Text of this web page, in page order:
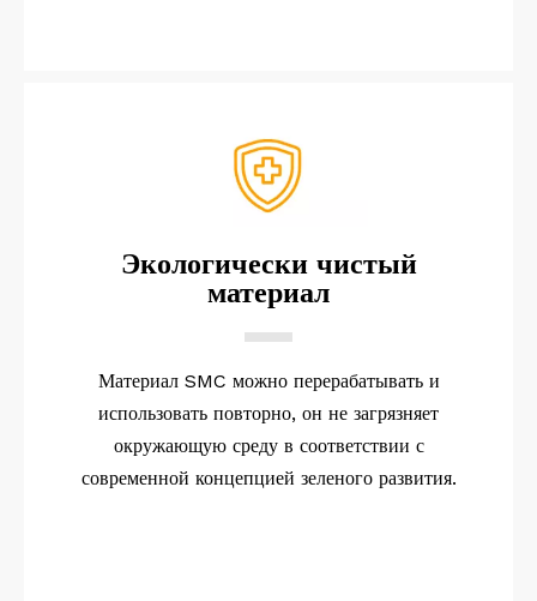
Экологически чистый
материал
Материал SMC можно перерабатывать и
использовать повторно, он не загрязняет
окружающую среду в соответствии с
современной концепцией зеленого развития.